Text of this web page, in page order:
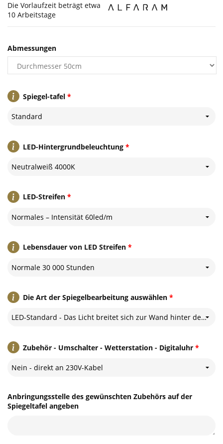
Die Vorlaufzeit beträgt etwa
10 Arbeitstage
*
Spiegel-tafel
Standard
*
LED-Hintergrundbeleuchtung
Neutralweiß 4000K
*
LED-Streifen
Normales – Intensität 60led/m
*
Lebensdauer von LED Streifen
Normale 30 000 Stunden
*
Die Art der Spiegelbearbeitung auswählen
LED-Standard - Das Licht breitet sich zur Wand hinter dem Spiegel aus
*
Zubehör - Umschalter - Wetterstation - Digitaluhr
Nein - direkt an 230V-Kabel
Anbringungsstelle des gewünschten Zubehörs auf der
Spiegeltafel angeben
Abmessungen